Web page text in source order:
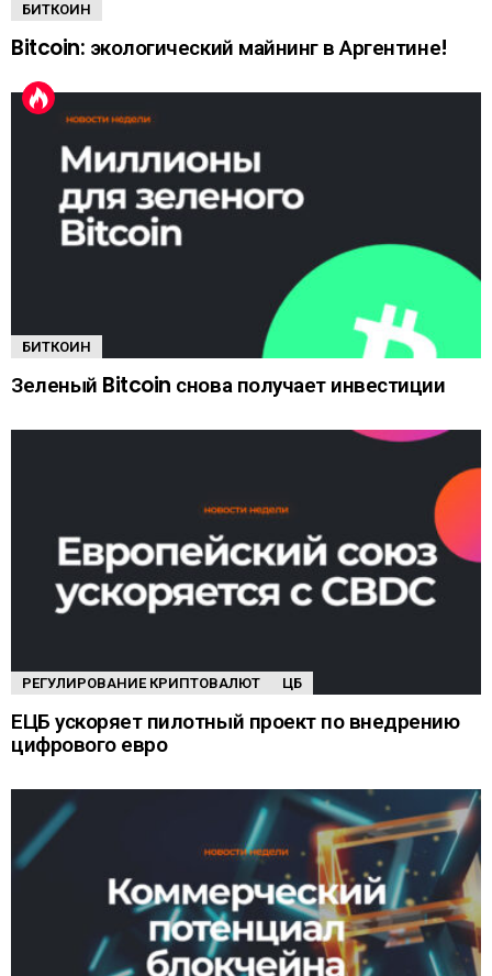
БИТКОИН
Bitcoin: экологический майнинг в Аргентине!
БИТКОИН
Зеленый Bitcoin снова получает инвестиции
РЕГУЛИРОВАНИЕ КРИПТОВАЛЮТ ЦБ
ЕЦБ ускоряет пилотный проект по внедрению
цифрового евро